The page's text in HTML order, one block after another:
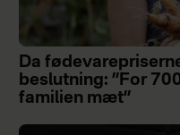
Da
beslutning: ”For
familien mæt”